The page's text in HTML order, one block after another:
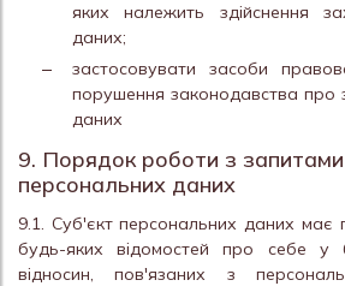
яких належить здійснення
даних;
застосовувати засоби
порушення законодавства про
даних
9. Порядок роботи з запитами
персональних даних
9.1. Суб'єкт персональних даних
будь-яких відомостей про себе у
відносин, пов'язаних з